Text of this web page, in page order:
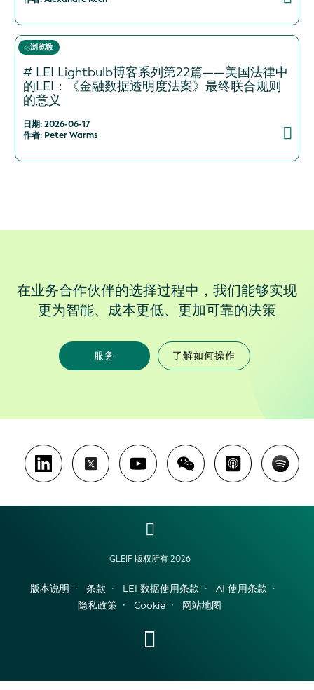
浏览数
# LEI Lightbulb博客系列第22篇——美国法律中
的LEI：《金融数据透明度法案》最终联合规则
的意义
日期: 2026-06-17
作者: Peter Warms
在业务合作伙伴的选择过程中，我们能够实现
更为智能、成本更低、更加可靠的决策
服务 了解如何操作
GLEIF 版权所有 2026
版本说明 条款 LEI 数据使用条款
AI 使用条款
隐私政策
Cookie 网站地图